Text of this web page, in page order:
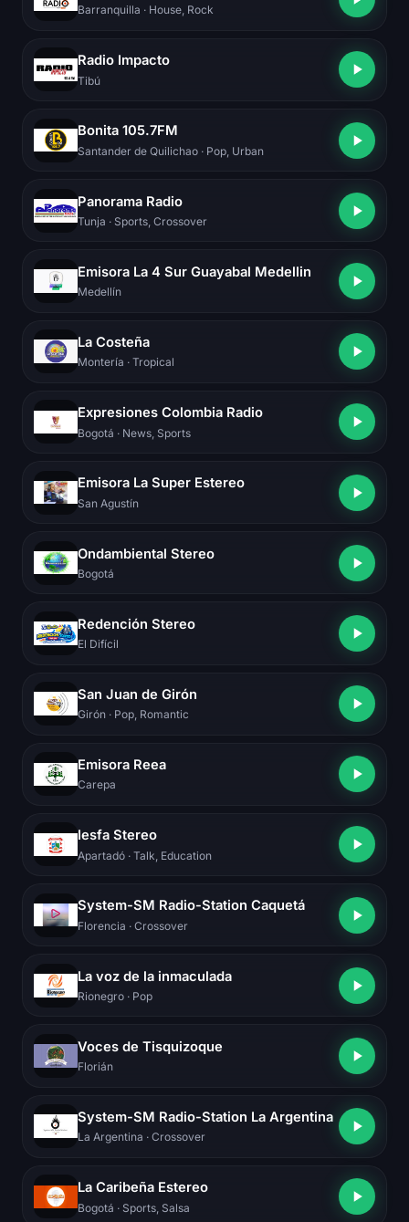
Barranquilla · House, Rock
Radio Impacto
Tibú
Bonita 105.7FM
Santander de Quilichao · Pop, Urban
Panorama Radio
Tunja · Sports, Crossover
Emisora La 4 Sur Guayabal Medellin
Medellín
La Costeña
Montería · Tropical
Expresiones Colombia Radio
Bogotá · News, Sports
Emisora La Super Estereo
San Agustín
Ondambiental Stereo
Bogotá
Redención Stereo
El Difícil
San Juan de Girón
Girón · Pop, Romantic
Emisora Reea
Carepa
Iesfa Stereo
Apartadó · Talk, Education
System-SM Radio-Station Caquetá
Florencia · Crossover
La voz de la inmaculada
Rionegro · Pop
Voces de Tisquizoque
Florián
System-SM Radio-Station La Argentina
La Argentina · Crossover
La Caribeña Estereo
Bogotá · Sports, Salsa